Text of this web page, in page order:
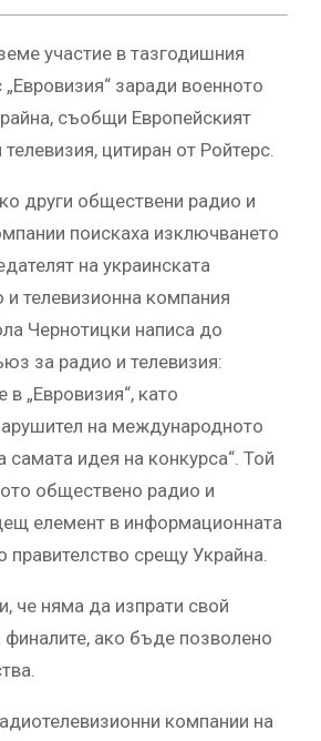
участие в тазгодишния
заради военното
съобщи Европейският
цитиран от Ройтерс.
други обществени радио и
поискаха изключването
на украинската
телевизионна компания
Чернотицки написа до
за радио и телевизия:
в „Евровизия“, като
на международното
самата идея на конкурса“. Той
обществено радио и
елемент в информационната
правителство срещу Украйна.
че няма да изпрати свой
финалите, ако бъде позволено
компании на